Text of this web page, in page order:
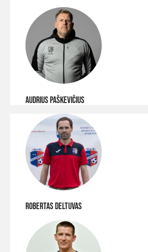
AUDRIUS PAŠKEVIČIUS
Robertas deltuvas